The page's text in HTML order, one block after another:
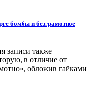
бомбы и безграмотное
записи также
в отличие от
обложив гайками